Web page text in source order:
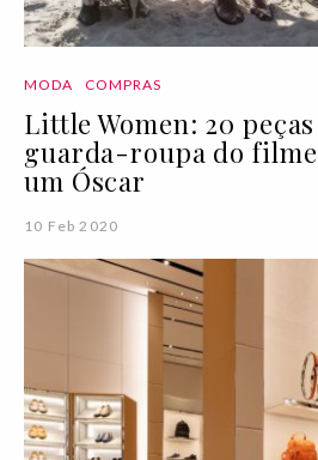
MODA COMPRAS
Little Women: 20
guarda-roupa do
um Óscar
10 Feb 2020